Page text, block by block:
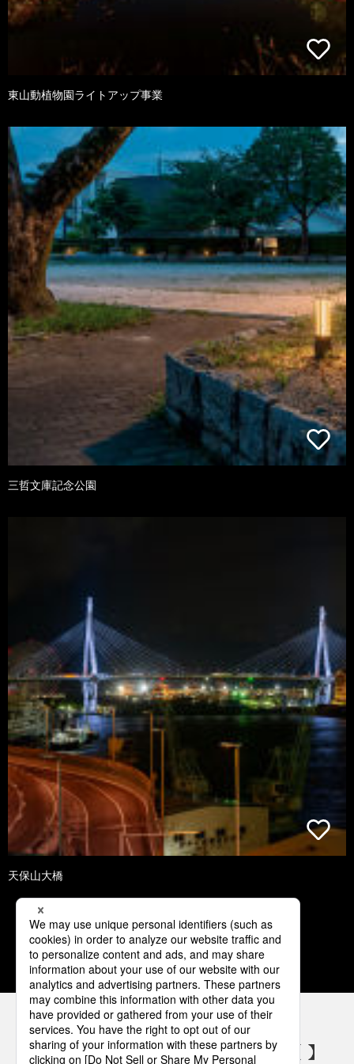
東山動植物園ライトアップ事業
三哲文庫記念公園
天保山大橋
1 2 3 4 5
パナソニックの電気設備 SNSアカウント